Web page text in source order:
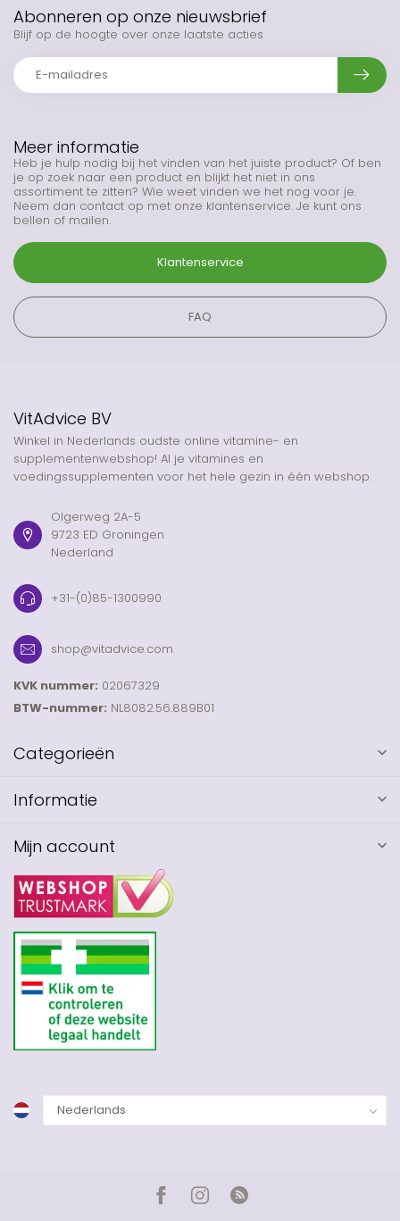
Meer informatie
Heb je hulp nodig bij het vinden van het juiste product? Of ben
je op zoek naar een product en blijkt het niet in ons
assortiment te zitten? Wie weet vinden we het nog voor je.
Neem dan contact op met onze klantenservice. Je kunt ons
bellen of mailen.
Klantenservice
FAQ
Abonneren op onze nieuwsbrief
Blijf op de hoogte over onze laatste acties
VitAdvice BV
Winkel in Nederlands oudste online vitamine- en
supplementenwebshop! Al je vitamines en
voedingssupplementen voor het hele gezin in één webshop.
Olgerweg 2A-5
9723 ED Groningen
Nederland
+31-(0)85-1300990
shop@vitadvice.com
KVK nummer: 02067329
BTW-nummer: NL8082.56.889B01
Categorieën
Informatie
Mijn account